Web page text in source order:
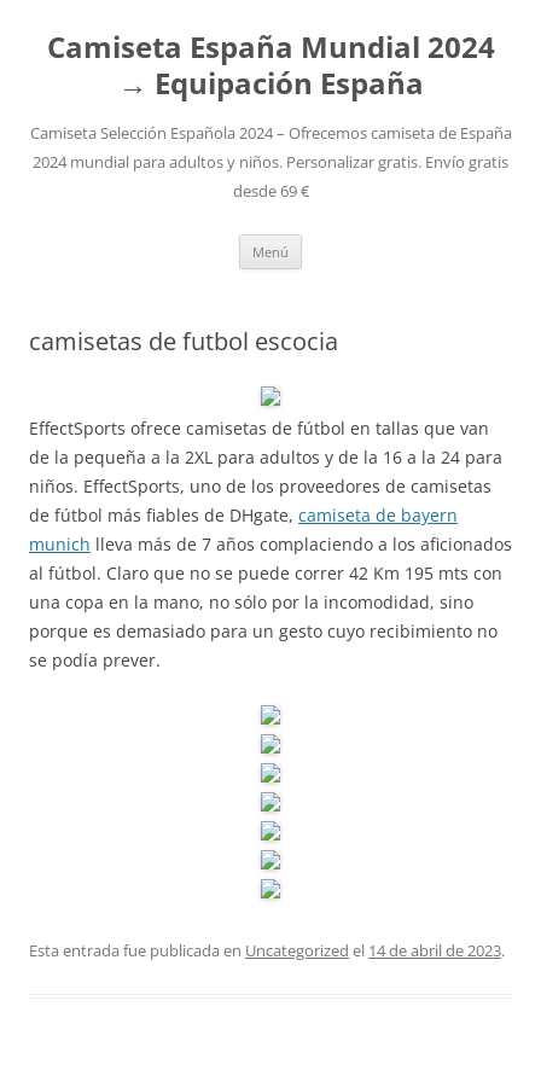
Camiseta España Mundial 2024
→ Equipación España
Camiseta Selección Española 2024 – Ofrecemos camiseta de España
2024 mundial para adultos y niños. Personalizar gratis. Envío gratis
desde 69 €
Menú
camisetas de futbol escocia
EffectSports ofrece camisetas de fútbol en tallas que van
de la pequeña a la 2XL para adultos y de la 16 a la 24 para
niños. EffectSports, uno de los proveedores de camisetas
de fútbol más fiables de DHgate, camiseta de bayern
munich lleva más de 7 años complaciendo a los aficionados
al fútbol. Claro que no se puede correr 42 Km 195 mts con
una copa en la mano, no sólo por la incomodidad, sino
porque es demasiado para un gesto cuyo recibimiento no
se podía prever.
Esta entrada fue publicada en Uncategorized el 14 de abril de 2023.